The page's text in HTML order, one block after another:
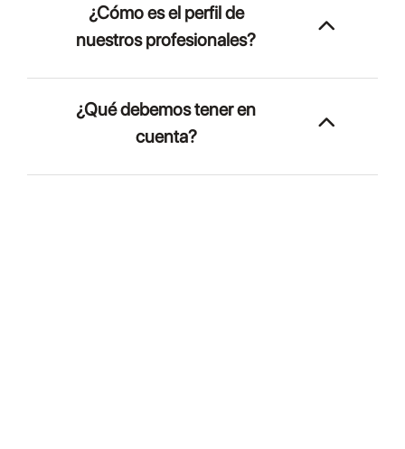
¿Cómo es el perfil de
nuestros profesionales?
¿Qué debemos tener en
cuenta?